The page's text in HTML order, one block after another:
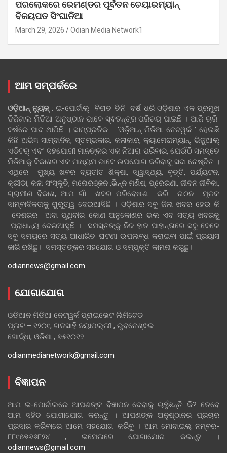
ପରଲୋକରେ ରେମଣ୍ଡର ପୂର୍ବତନ ଚେୟାରମ୍ୟାନ୍
ବିଜୟପତ ସିଂଘାନିଆ
March 29, 2026 Odian Media Network1
ଆମ ସମ୍ପର୍କରେ
ଓଡ଼ିଆନ୍‍ ନ୍ୟୁଜ୍‍: ଇ-ପୋର୍ଟାଲ୍ ବିଗତ ତିନି ବର୍ଷ ଧରି ଓଡ଼ିଶାର ଏକ ପ୍ରମୁଖ
ଡିଜିଟାଲ ମିଡିଆ ଅନୁଷ୍ଠାନ ଭାବେ ସ୍ଵତନ୍ତ୍ର ପରିଚୟ ପାଇଛି । ଆଜି ଚାରି
ବର୍ଷରେ ପାଦ ଥାପିଛି । ସାମ୍ପ୍ରତିକ ‘ଓଡ଼ିଆନ୍‍ ମିଡିଆ ନେଟୱର୍କ ’ ହେଉଛି
କିଛି ଅଭିଜ୍ଞ ସାମ୍ବାଦିକ, ସ୍ତମ୍ଭକାର, କଳାକାର, କ୍ୟାମେରାମ୍ୟାନ୍, ଭିଜୁଆଲ୍
ଏଡିଟର୍ ଏବଂ ସହଯୋଗୀ ମାନଙ୍କର ଏକ ନିଆରା ପରିବାର, ଯେଉଁଠି ସମସ୍ତେ
ମିଡିଆକୁ ବିକାଶର ଏକ ମାଧ୍ୟମ ଭାବେ ଉପଯୋଗ କରିବାକୁ ସଦା ଚେଷ୍ଟିତ ।
ଏଥିରେ ମୁଖ୍ୟ ଖବର ବ୍ୟତୀତ ଶିକ୍ଷା, ସ୍ୱାସ୍ଥ୍ୟ, ବୃତ୍ତି, ପର୍ଯ୍ୟଟନ,
କ୍ରୀଡା, କଳା ସଂସ୍କୃତି, ମନୋରଞ୍ଜନ ,ଭିନ୍ନ ମଣିଷ, ପ୍ରେରଣା, ଜୀବନ ଜୀବିକା,
ଗ୍ରାମୀଣ ବିକାଶ, ଆମ ଗାଁ ଖବର ପରିବେଷଣ କରି ଗଠନ ମୂଳକ
ସାମ୍ବାଦିକତାକୁ ଗୁରୁତ୍ୱ ଦେଇଆସିଛି । ଓଡ଼ିଶାର ସବୁ ଜିଲା ଖବର ହେଉ କି
ଦେଶରର ଅବା ପୃଥିବୀର କୋଣ ଅନୁକୋଣର ଭଲ ଏବ ସତ୍ୟ ଖବରକୁ
ପ୍ରାଧାନ୍ୟ ଦେଇଆସୁଛି । ସମସ୍ତଙ୍କୁ ନିଜ ହାତ ପାହାନ୍ତାରେ ସବୁ ବେଳେ
ସବୁ ସମୟରେ ସତ୍ୟ ଆଧାରିତ ଘଟଣା ଉପଲବ୍ଧ କରାଇବା ପାଇଁ ପ୍ରୟାସ
ଜାରି ରଖିଛୁ। ସମସ୍ତଙ୍କର ସହଯୋଗ ଓ ସମ୍ପୃକ୍ତି କାମନା କରୁଛୁ।
odiannews@gmail.com
ଯୋଗାଯୋଗ
ଓଡିଆନ ମିଡିଆ ନେଟୱର୍କ ପ୍ରାଇଭେଟ ଲିମିଟେଡ
ପ୍ଲଟ – ୧୨୦୯, ଗଡସାହି ନୟାପଲ୍ଲୀ , ଭୁବନେଶ୍ଵର
ଖୋର୍ଦ୍ଧା, ଓଡିଶା , ୭୫୧୦୧୨
odianmedianetwork@gmail.com
ବିଜ୍ଞାପନ
ଆମ ଇ-ପୋର୍ଟାଲରେ ଆପଣଙ୍କ ବିଜ୍ଞାପନ ଦେବାକୁ ଚାହୁଁଛନ୍ତି କି? ତେବେ
ଆମ ସହିତ ଯୋଗାଯୋଗ କରନ୍ତୁ । ଆପଣଙ୍କ ଅନୁଷ୍ଠାନର ପ୍ରଚାର
ପ୍ରସାର କରିବାରେ ଆମେ ସହଯୋଗ କରିବୁ । ଆମ ମୋବାଇଲ୍ ନମ୍ବର-
୮୮୯୫୭୬୬୮୨୪ , ଇମେଲରେ ଯୋଗାଯୋଗ କରନ୍ତୁ ।
odiannews@gmail.com